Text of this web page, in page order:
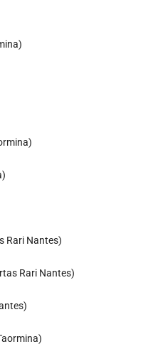
Rari Nantes)
Rari Nantes)